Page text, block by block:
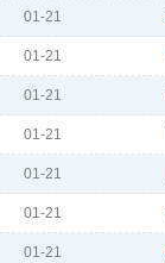
01-21
01-21
01-21
01-21
01-21
01-21
01-21